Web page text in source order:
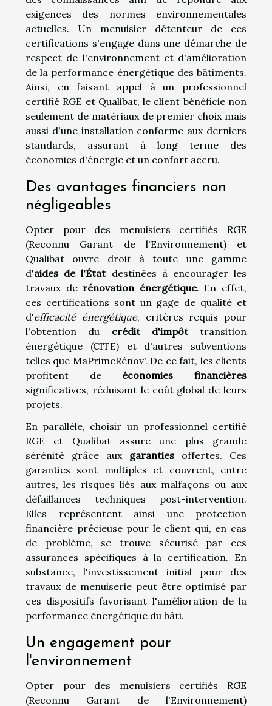
exigences des normes environnementales
actuelles. Un menuisier détenteur de ces
certifications s'engage dans une démarche de
respect de l'environnement et d'amélioration
de la performance énergétique des bâtiments.
Ainsi, en faisant appel à un professionnel
certifié RGE et Qualibat, le client bénéficie non
seulement de matériaux de premier choix mais
aussi d'une installation conforme aux derniers
standards, assurant à long terme des
économies d'énergie et un confort accru.
Des avantages financiers non
négligeables
Opter pour des menuisiers certifiés RGE
(Reconnu Garant de l'Environnement) et
Qualibat ouvre droit à toute une gamme
d'aides de l'Étatdestinées à encourager les
travaux de rénovation énergétique. En effet,
ces certifications sont un gage de qualité et
d'efficacité énergétique, critères requis pour
l'obtention du crédit d'impôttransition
énergétique (CITE) et d'autres subventions
telles que MaPrimeRénov'. De ce fait, les clients
profitent de économies financières
significatives, réduisant le coût global de leurs
projets.
En parallèle, choisir un professionnel certifié
RGE et Qualibat assure une plus grande
sérénité grâce aux garanties offertes. Ces
garanties sont multiples et couvrent, entre
autres, les risques liés aux malfaçons ou aux
défaillances techniques post-intervention.
Elles représentent ainsi une protection
financière précieuse pour le client qui, en cas
de problème, se trouve sécurisé par ces
assurances spécifiques à la certification. En
substance, l'investissement initial pour des
travaux de menuiserie peut être optimisé par
ces dispositifs favorisant l'amélioration de la
performance énergétique du bâti.
Un engagement pour
l'environnement
Opter pour des menuisiers certifiés RGE
(Reconnu Garant de l'Environnement)